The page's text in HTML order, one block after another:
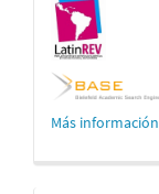
Más información